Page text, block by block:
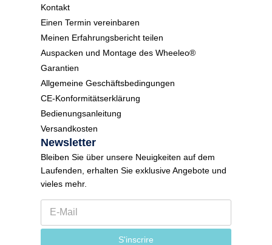
Kontakt
Einen Termin vereinbaren
Meinen Erfahrungsbericht teilen
Auspacken und Montage des Wheeleo®
Garantien
Allgemeine Geschäftsbedingungen
CE-Konformitätserklärung
Bedienungsanleitung
Versandkosten
Newsletter
Bleiben Sie über unsere Neuigkeiten auf dem
Laufenden, erhalten Sie exklusive Angebote und
vieles mehr.
M
E
M
S'inscrire